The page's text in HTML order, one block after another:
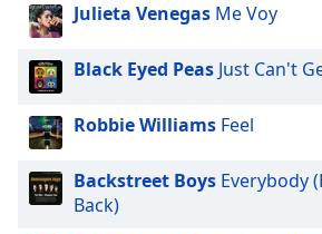
window.
Escape
cancel
and
close
Julieta Venegas Me Voy
Black Eyed Peas Just Can't
Robbie Williams Feel
Backstreet Boys Everybody
Back)